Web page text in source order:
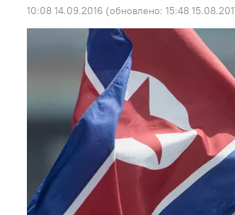
10:08 14.09.2016 (обновлено: 15:48